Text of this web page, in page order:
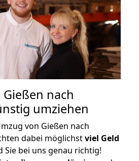
nach
umziehen
von Gießen nach
dabei möglichstviel Geld
Sie bei uns genau richtig!